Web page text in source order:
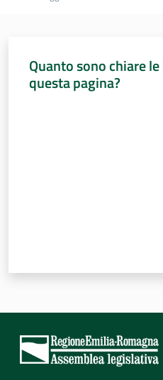
Quanto sono chiare
questa pagina?